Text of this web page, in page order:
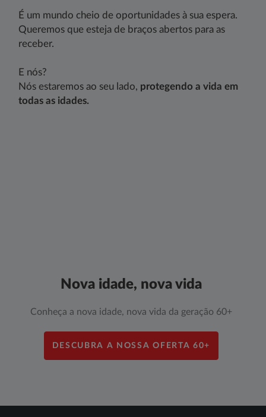
É um mundo cheio de oportunidades à sua espera.
Queremos que esteja de braços abertos para as
receber.
E nós?
Nós estaremos ao seu lado, protegendo a vida em
todas as idades. ​
Nova idade, nova vida
​​Conheça a nova idade, nova vida da geração 60+
DESCUBRA A NOSSA OFERTA 60+